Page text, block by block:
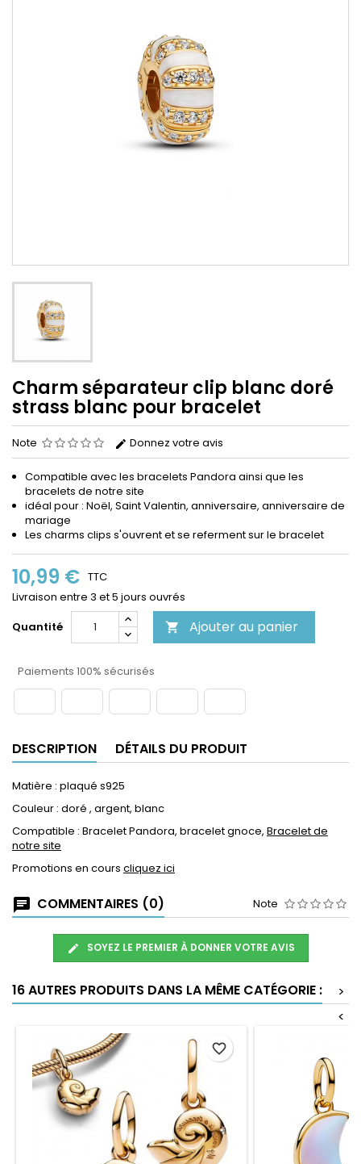
Charm séparateur clip blanc doré
strass blanc pour bracelet
Note Donnez votre avis
Compatible avec les bracelets Pandora ainsi que les
bracelets de notre site
idéal pour : Noël, Saint Valentin, anniversaire, anniversaire de
mariage
Les charms clips s'ouvrent et se referment sur le bracelet
10,99 € TTC
Livraison entre 3 et 5 jours ouvrés
Quantité
 Ajouter au panier
Paiements 100% sécurisés
DESCRIPTION DÉTAILS DU PRODUIT
Matière : plaqué s925
Couleur : doré , argent, blanc
Compatible : Bracelet Pandora, bracelet gnoce, Bracelet de
notre site
Promotions en cours cliquez ici
COMMENTAIRES (0) Note
SOYEZ LE PREMIER À DONNER VOTRE AVIS
16 AUTRES PRODUITS DANS LA MÊME CATÉGORIE :
>
<
favorite_border